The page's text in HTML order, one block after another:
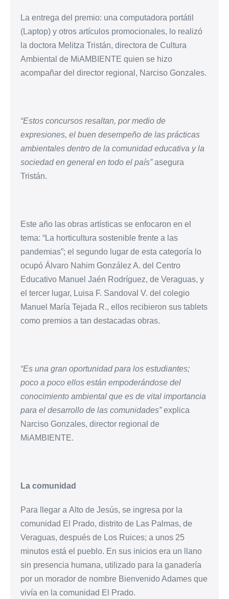
La entrega del premio: una computadora portátil
(Laptop) y otros artículos promocionales, lo realizó
la doctora Melitza Tristán, directora de Cultura
Ambiental de MiAMBIENTE quien se hizo
acompañar del director regional, Narciso Gonzales.
“Estos concursos resaltan, por medio de
expresiones, el buen desempeño de las prácticas
ambientales dentro de la comunidad educativa y la
sociedad en general en todo el país”asegura
Tristán.
Este año las obras artísticas se enfocaron en el
tema: “La horticultura sostenible frente a las
pandemias”; el segundo lugar de esta categoría lo
ocupó Álvaro Nahim González A. del Centro
Educativo Manuel Jaén Rodríguez, de Veraguas, y
el tercer lugar, Luisa F. Sandoval V. del colegio
Manuel María Tejada R., ellos recibieron sus tablets
como premios a tan destacadas obras.
“Es una gran oportunidad para los estudiantes;
poco a poco ellos están empoderándose del
conocimiento ambiental que es de vital importancia
para el desarrollo de las comunidades”explica
Narciso Gonzales, director regional de
MiAMBIENTE.
La comunidad
Para llegar a Alto de Jesús, se ingresa por la
comunidad El Prado, distrito de Las Palmas, de
Veraguas, después de Los Ruices; a unos 25
minutos está el pueblo. En sus inicios era un llano
sin presencia humana, utilizado para la ganadería
por un morador de nombre Bienvenido Adames que
vivía en la comunidad El Prado.